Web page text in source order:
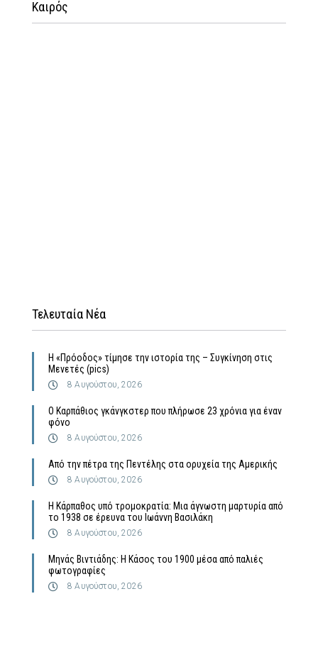
Καιρός
Τελευταία Νέα
Η «Πρόοδος» τίμησε την ιστορία της – Συγκίνηση στις
Μενετές (pics)
8 Αυγούστου, 2026
Ο Καρπάθιος γκάνγκστερ που πλήρωσε 23 χρόνια για έναν
φόνο
8 Αυγούστου, 2026
Από την πέτρα της Πεντέλης στα ορυχεία της Αμερικής
8 Αυγούστου, 2026
Η Κάρπαθος υπό τρομοκρατία: Μια άγνωστη μαρτυρία από
το 1938 σε έρευνα του Ιωάννη Βασιλάκη
8 Αυγούστου, 2026
Μηνάς Βιντιάδης: Η Κάσος του 1900 μέσα από παλιές
φωτογραφίες
8 Αυγούστου, 2026